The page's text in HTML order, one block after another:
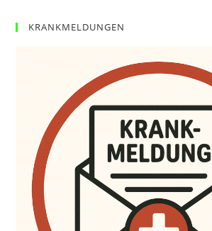
KRANKMELDUNGEN